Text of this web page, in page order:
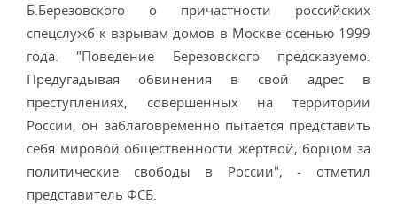
Б.Березовского о причастности российских
спецслужб к взрывам домов в Москве осенью 1999
года. "Поведение Березовского предсказуемо.
Предугадывая обвинения в свой адрес в
преступлениях, совершенных на территории
России, он заблаговременно пытается представить
себя мировой общественности жертвой, борцом за
политические свободы в России", - отметил
представитель ФСБ.